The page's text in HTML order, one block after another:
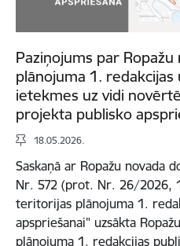
Paziņojums par
plānojuma 1.
ietekmes uz vidi
projekta publisko
18.05.2026.
Saskaņā ar Ropažu novada
Nr. 572 (prot. Nr. 26/2026,
teritorijas plānojuma 1.
apspriešanai" uzsākta
plānojuma 1. redakcijas